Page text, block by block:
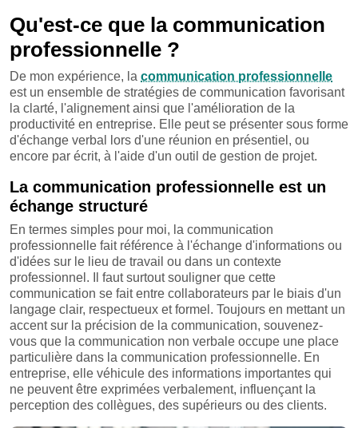
Qu'est-ce que la communication
professionnelle ?
De mon expérience, la communication professionnelle
est un ensemble de stratégies de communication favorisant
la clarté, l'alignement ainsi que l'amélioration de la
productivité en entreprise. Elle peut se présenter sous forme
d'échange verbal lors d'une réunion en présentiel, ou
encore par écrit, à l'aide d'un outil de gestion de projet.
La communication professionnelle est un
échange structuré
En termes simples pour moi, la communication
professionnelle fait référence à l'échange d'informations ou
d'idées sur le lieu de travail ou dans un contexte
professionnel. Il faut surtout souligner que cette
communication se fait entre collaborateurs par le biais d'un
langage clair, respectueux et formel. Toujours en mettant un
accent sur la précision de la communication, souvenez-
vous que la communication non verbale occupe une place
particulière dans la communication professionnelle. En
entreprise, elle véhicule des informations importantes qui
ne peuvent être exprimées verbalement, influençant la
perception des collègues, des supérieurs ou des clients.